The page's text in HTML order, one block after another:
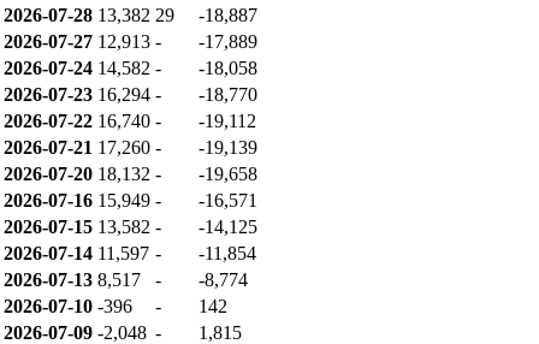
2026-07-28 13,382 29
-18,887
2026-07-27 12,913 -
-17,889
2026-07-24 14,582 -
-18,058
2026-07-23 16,294 -
-18,770
2026-07-22 16,740 -
-19,112
2026-07-21 17,260 -
-19,139
2026-07-20 18,132 -
-19,658
2026-07-16 15,949 -
-16,571
2026-07-15 13,582 -
-14,125
2026-07-14 11,597 -
-11,854
2026-07-13 8,517 -
-8,774
2026-07-10 -396 -
142
2026-07-09 -2,048 - 1,815